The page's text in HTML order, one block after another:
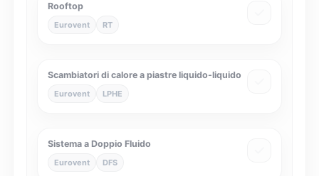
Rooftop
Eurovent RT
Scambiatori di calore a piastre liquido-liquido
Eurovent LPHE
Sistema a Doppio Fluido
Eurovent DFS